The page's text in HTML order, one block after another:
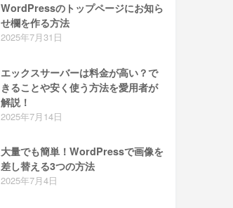
WordPressのトップページにお知ら
せ欄を作る方法
2025年7月31日
エックスサーバーは料金が高い？で
きることや安く使う方法を愛用者が
解説！
2025年7月14日
大量でも簡単！WordPressで画像を
差し替える3つの方法
2025年7月4日